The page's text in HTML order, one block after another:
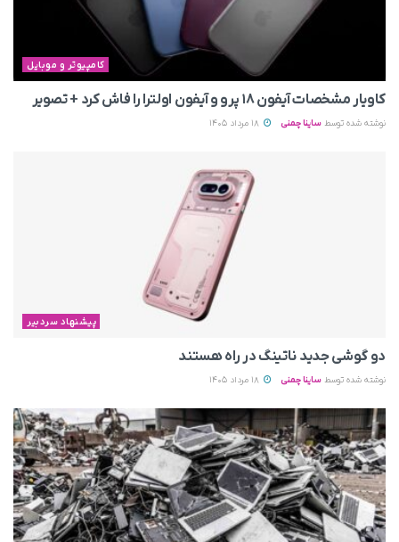
کامپیوتر و موبایل
کاویار مشخصات آیفون ۱۸ پرو و آیفون اولترا را فاش کرد + تصویر
نوشته شده توسط ساینا چمنی
پیشنهاد سردبیر
دو گوشی جدید ناتینگ در راه هستند
نوشته شده توسط ساینا چمنی